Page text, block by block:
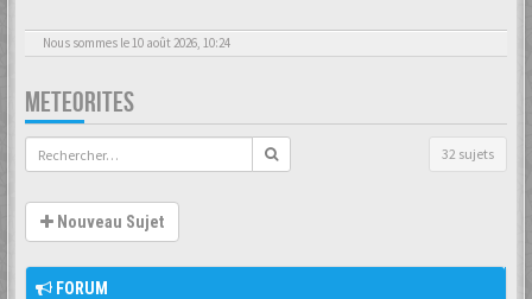
Nous sommes le 10 août 2026, 10:24
METEORITES
32 sujets
Nouveau Sujet
FORUM